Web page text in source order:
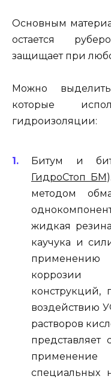
Основным
остается
защищает при
Можно
которые
гидроизоляции:
Битум и
ГидроСтоп БМ
методом
жидкая
каучука и
коррозии
конструкций,
воздействию
растворов
представляет
специальных